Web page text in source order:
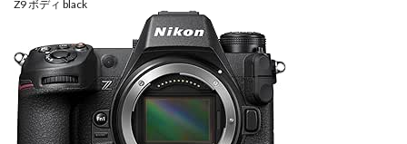
Z9 ボディ black